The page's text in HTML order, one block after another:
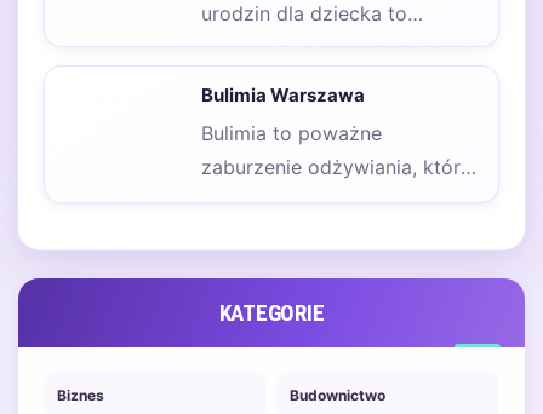
urodzin dla dziecka to
marzenie każdego rodzica.
Kluczowym elementem, który
Bulimia Warszawa
Bulimia to poważne
zaburzenie odżywiania, które
dotyka wiele osób w
KATEGORIE
Biznes Budownictwo